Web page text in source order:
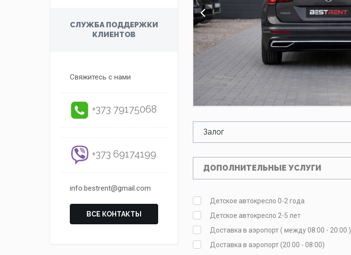
СЛУЖБА ПОДДЕРЖКИ
КЛИЕНТОВ
Свяжитесь с нами
+373 79175068
+373 69174199
info.bestrent@gmail.com
ВСЕ КОНТАКТЫ
Залог
ДОПОЛНИТЕЛЬНЫЕ УСЛУГИ
Детское автокресло 0-2 года
Детское автокресло 2-5 лет
Доставка в аэропорт ( между 08:00 - 20:00 )
Доставка в аэропорт (20:00 - 08:00)